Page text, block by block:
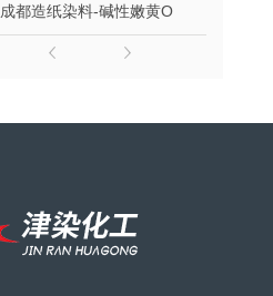
成都造纸染料-碱性嫩黄O